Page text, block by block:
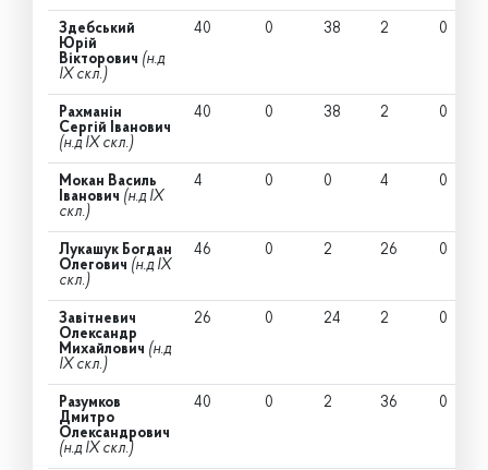
Здебський
Юрій
Вікторович (н.д
IX скл.)
40 0 38 2 0
Рахманін
Сергій Іванович
(н.д IX скл.)
40 0 38 2 0
Мокан Василь
Іванович (н.д IX
скл.)
4 0 0 4 0
Лукашук Богдан
Олегович (н.д IX
скл.)
46 0 2 26 0
Завітневич
Олександр
Михайлович (н.д
IX скл.)
26 0 24 2 0
Разумков
Дмитро
Олександрович
(н.д IX скл.)
40 0 2 36 0